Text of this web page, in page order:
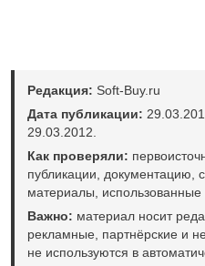
Редакция: Soft-Buy.ru
Дата публикации:
29.03.2012.
Как проверяли:
публикации,
материалы, использованные
Важно: материал носит
рекламные, партнёрские и
не используются в